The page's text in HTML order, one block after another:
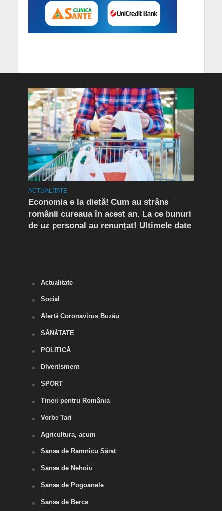
ACTUALITATE
Economia e la dietă! Cum au strâns
românii cureaua în acest an. La ce bunuri
de uz personal au renunțat! Ultimele date
Actualitate
Social
Alertă Coronavirus Buzău
SĂNĂTATE
POLITICĂ
Divertisment
SPORT
Tineri pentru România
Vorbe Tari
Agricultura, acum
Șansa de Ramnicu Sărat
Șansa de Nehoiu
Șansa de Pogoanele
Șansa de Berca